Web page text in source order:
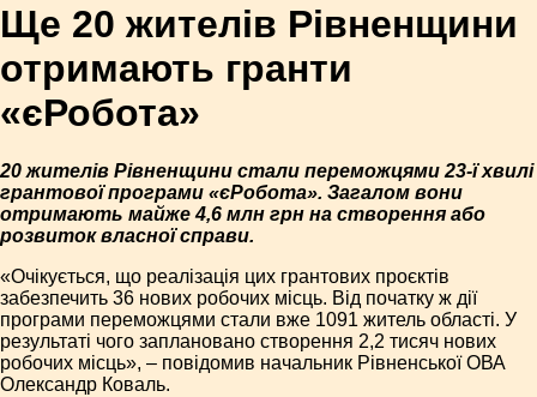
Ще 20 жителів Рівненщини
отримають гранти
«єРобота»
20 жителів Рівненщини стали переможцями 23-ї хвилі
грантової програми «єРобота». Загалом вони
отримають майже 4,6 млн грн на створення або
розвиток власної справи.
«Очікується, що реалізація цих грантових проєктів
забезпечить 36 нових робочих місць. Від початку ж дії
програми переможцями стали вже 1091 житель області. У
результаті чого заплановано створення 2,2 тисяч нових
робочих місць», – повідомив начальник Рівненської ОВА
Олександр Коваль.